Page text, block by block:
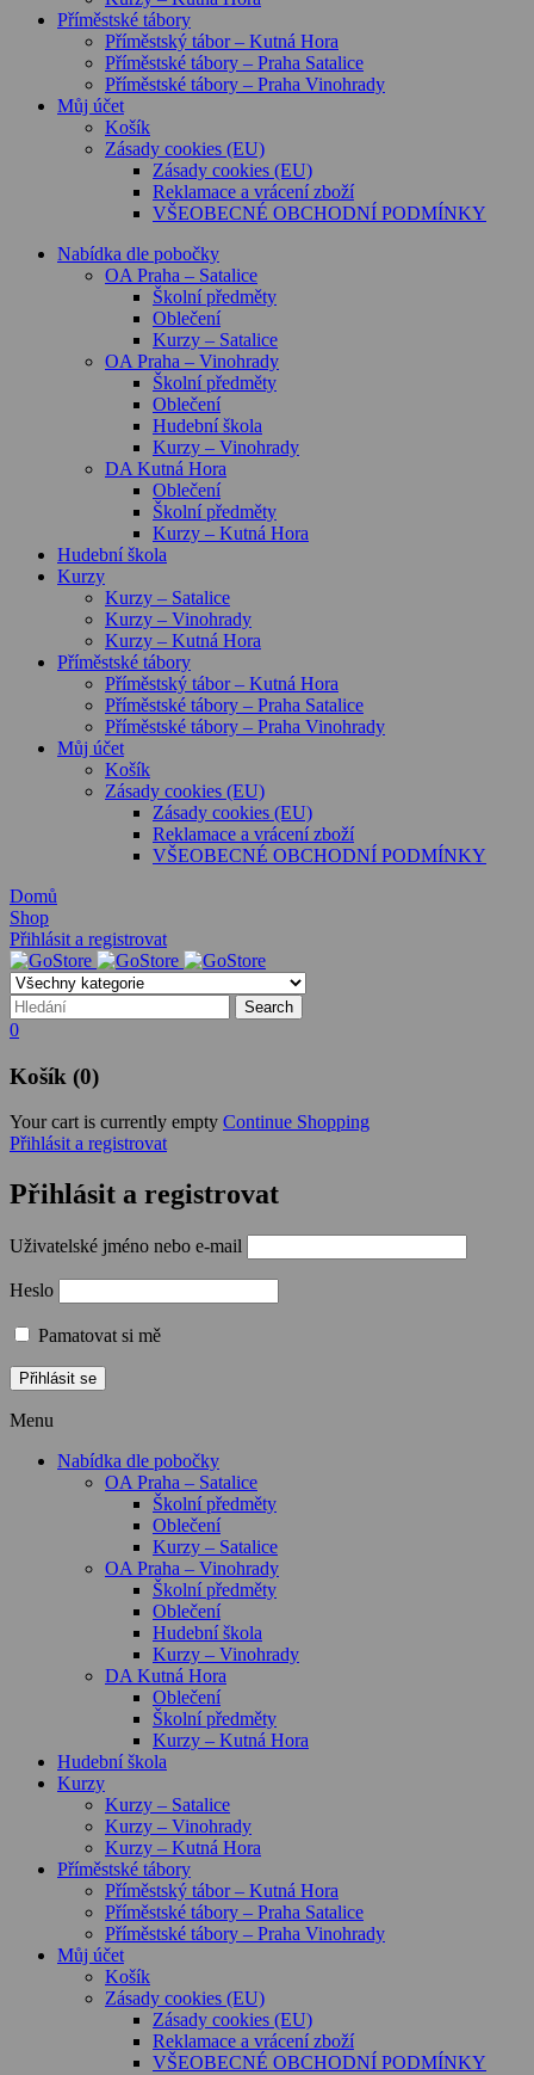
Příměstské tábory
Příměstský tábor – Kutná Hora
Příměstské tábory – Praha Satalice
Příměstské tábory – Praha Vinohrady
Můj účet
Košík
Zásady cookies (EU)
Zásady cookies (EU)
Reklamace a vrácení zboží
VŠEOBECNÉ OBCHODNÍ PODMÍNKY
Nabídka dle pobočky
OA Praha – Satalice
Školní předměty
Oblečení
Kurzy – Satalice
OA Praha – Vinohrady
Školní předměty
Oblečení
Hudební škola
Kurzy – Vinohrady
DA Kutná Hora
Oblečení
Školní předměty
Kurzy – Kutná Hora
Hudební škola
Kurzy
Kurzy – Satalice
Kurzy – Vinohrady
Kurzy – Kutná Hora
Příměstské tábory
Příměstský tábor – Kutná Hora
Příměstské tábory – Praha Satalice
Příměstské tábory – Praha Vinohrady
Můj účet
Košík
Zásady cookies (EU)
Zásady cookies (EU)
Reklamace a vrácení zboží
VŠEOBECNÉ OBCHODNÍ PODMÍNKY
Domů
Shop
Přihlásit a registrovat
0
Košík (0)
Your cart is currently empty Continue Shopping
Přihlásit a registrovat
Přihlásit a registrovat
Uživatelské jméno nebo e-mail
Heslo
Pamatovat si mě
Menu
Nabídka dle pobočky
OA Praha – Satalice
Školní předměty
Oblečení
Kurzy – Satalice
OA Praha – Vinohrady
Školní předměty
Oblečení
Hudební škola
Kurzy – Vinohrady
DA Kutná Hora
Oblečení
Školní předměty
Kurzy – Kutná Hora
Hudební škola
Kurzy
Kurzy – Satalice
Kurzy – Vinohrady
Kurzy – Kutná Hora
Příměstské tábory
Příměstský tábor – Kutná Hora
Příměstské tábory – Praha Satalice
Příměstské tábory – Praha Vinohrady
Můj účet
Košík
Zásady cookies (EU)
Zásady cookies (EU)
Reklamace a vrácení zboží
VŠEOBECNÉ OBCHODNÍ PODMÍNKY